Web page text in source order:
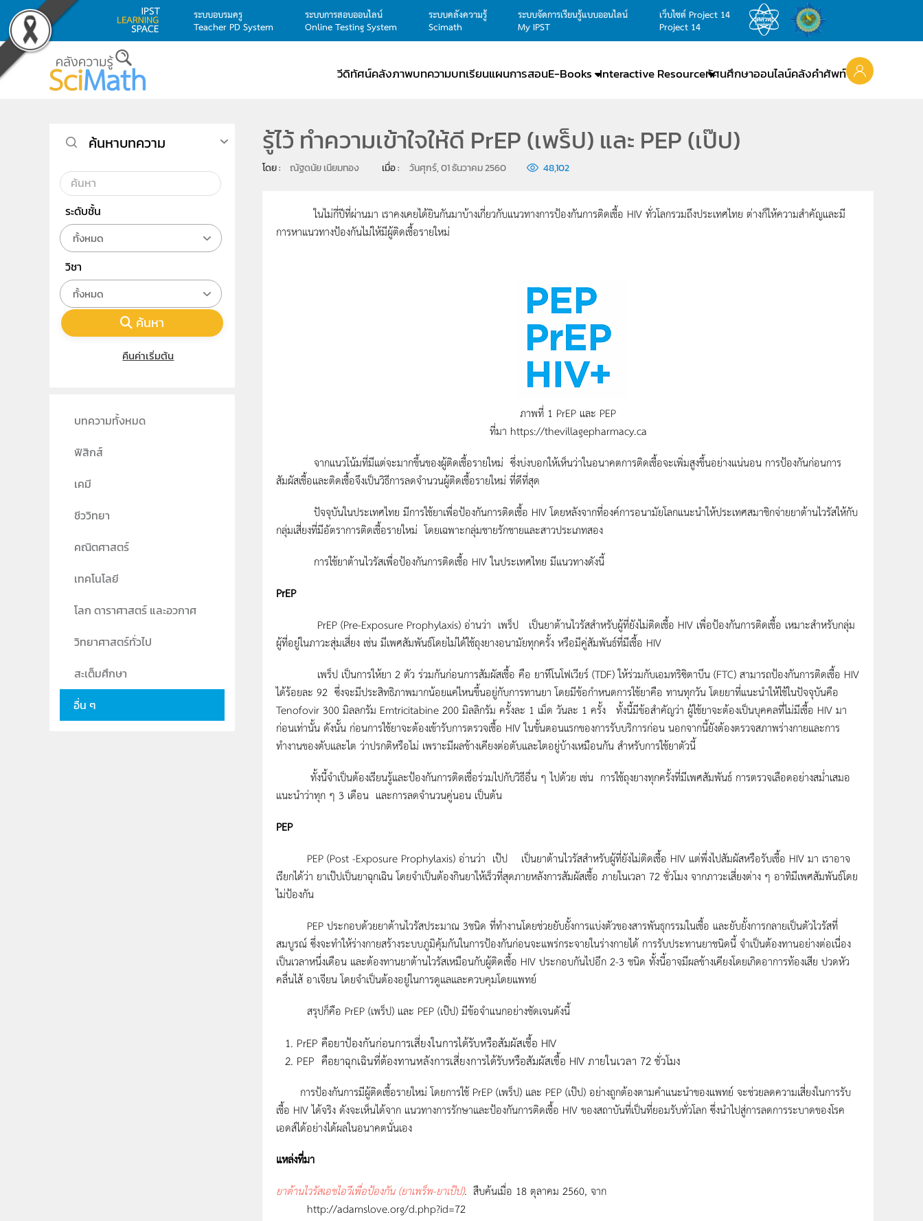
Skip to main content
ระบบอบรมครู
Teacher PD System
ระบบการสอบออนไลน์
Online Testing System
ระบบคลังความรู้
Scimath
ระบบจัดการเรียนรู้แบบออนไลน์
My IPST
เว็บไซต์ Project 14
Project 14
วีดิทัศน์คลังภาพบทความบทเรียนแผนการสอนE-Books Interactive Resourceทัศนศึกษาออนไลน์คลังคำศัพท์
รู้ไว้ ทำความเข้าใจให้ดี PrEP (เพร็ป) และ PEP (เป๊ป)
โดย : ณัฐดนัย เนียมทอง เมื่อ : วันศุกร์, 01 ธันวาคม 2560 48,102
ในไม่กี่ปีที่ผ่านมา เราคงเคยได้ยินกันมาบ้างเกี่ยวกับแนวทางการป้องกันการติดเชื้อ HIV ทั่วโลกรวมถึงประเทศไทย ต่างก็ให้ความสำคัญและมี
การหาแนวทางป้องกันไม่ให้มีผู้ติดเชื้อรายใหม่
ภาพที่ 1 PrEP และ PEP
ที่มา https://thevillagepharmacy.ca
จากแนวโน้มที่มีแต่จะมากขึ้นของผู้ติดเชื้อรายใหม่ ซึ่งบ่งบอกให้เห็นว่าในอนาคตการติดเชื้อจะเพิ่มสูงขึ้นอย่างแน่นอน การป้องกันก่อนการ
สัมผัสเชื้อและติดเชื้อจึงเป็นวิธีการลดจำนวนผู้ติดเชื้อรายใหม่ ที่ดีที่สุด
ปัจจุบันในประเทศไทย มีการใช้ยาเพื่อป้องกันการติดเชื้อ HIV โดยหลังจากที่องค์การอนามัยโลกแนะนำให้ประเทศสมาชิกจ่ายยาต้านไวรัสให้กับ
กลุ่มเสี่ยงที่มีอัตราการติดเชื้อรายใหม่ โดยเฉพาะกลุ่มชายรักชายและสาวประเภทสอง
การใช้ยาต้านไวรัสเพื่อป้องกันการติดเชื้อ HIV ในประเทศไทย มีแนวทางดังนี้
PrEP
PrEP (Pre-Exposure Prophylaxis) อ่านว่า เพร็ป เป็นยาต้านไวรัสสำหรับผู้ที่ยังไม่ติดเชื้อ HIV เพื่อป้องกันการติดเชื้อ เหมาะสำหรับกลุ่ม
ผู้ที่อยู่ในภาวะสุ่มเสี่ยง เช่น มีเพศสัมพันธ์โดยไม่ได้ใช้ถุงยางอนามัยทุกครั้ง หรือมีคู่สัมพันธ์ที่มีเชื้อ HIV
เพร็ป เป็นการให้ยา 2 ตัว ร่วมกันก่อนการสัมผัสเชื้อ คือ ยาทีโนโฟเวียร์ (TDF) ให้ร่วมกับเอมทริซิตาบีน (FTC) สามารถป้องกันการติดเชื้อ HIV
ได้ร้อยละ 92 ซึ่งจะมีประสิทธิภาพมากน้อยแค่ไหนขึ้นอยู่กับการทานยา โดยมีข้อกำหนดการใช้ยาคือ ทานทุกวัน โดยยาที่แนะนำให้ใช้ในปัจจุบันคือ
Tenofovir 300 มิลลกรัม Emtricitabine 200 มิลลิกรัม ครั้งละ 1 เม็ด วันละ 1 ครั้ง ทั้งนี้มีข้อสำคัญว่า ผู้ใช้ยาจะต้องเป็นบุคคลที่ไม่มีเชื้อ HIV มา
ก่อนเท่านั้น ดังนั้น ก่อนการใช้ยาจะต้องเข้ารับการตรวจเชื้อ HIV ในขั้นตอนแรกของการรับบริการก่อน นอกจากนี้ยังต้องตรวจสภาพร่างกายและการ
ทำงานของตับและไต ว่าปรกติหรือไม่ เพราะมีผลข้างเคียงต่อตับและไตอยู่บ้างเหมือนกัน สำหรับการใช้ยาตัวนี้
ทั้งนี้จำเป็นต้องเรียนรู้และป้องกันการติดเชื่อร่วมไปกับวิธีอื่น ๆ ไปด้วย เช่น การใช้ถุงยางทุกครั้งที่มีเพศสัมพันธ์ การตรวจเลือดอย่างสม่ำเสมอ
แนะนำว่าทุก ๆ 3 เดือน และการลดจำนวนคู่นอน เป็นต้น
PEP
PEP (Post -Exposure Prophylaxis) อ่านว่า เป๊ป เป็นยาต้านไวรัสสำหรับผู้ที่ยังไม่ติดเชื้อ HIV แต่พึ่งไปสัมผัสหรือรับเชื้อ HIV มา เราอาจ
เรียกได้ว่า ยาเป๊ปเป็นยาฉุกเฉิน โดยจำเป็นต้องกินยาให้เร็วที่สุดภายหลังการสัมผัสเชื้อ ภายในเวลา 72 ชั่วโมง จากภาวะเสี่ยงต่าง ๆ อาทิมีเพศสัมพันธ์โดย
ไม่ป้องกัน
PEP ประกอบด้วยยาต้านไวรัสประมาณ 3ชนิด ที่ทำงานโดยช่วยยับยั้งการแบ่งตัวของสารพันธุกรรมในเชื้อ และยับยั้งการกลายเป็นตัวไวรัสที่
สมบูรณ์ ซึ่งจะทำให้ร่างกายสร้างระบบภูมิคุ้มกันในการป้องกันก่อนจะแพร่กระจายในร่างกายได้ การรับประทานยาชนิดนี้ จำเป็นต้องทานอย่างต่อเนื่อง
เป็นเวลาหนึ่งเดือน และต้องทานยาต้านไวรัสเหมือนกับผู้ติดเชื้อ HIV ประกอบกันไปอีก 2-3 ชนิด ทั้งนี้อาจมีผลข้างเคียงโดยเกิดอาการท้องเสีย ปวดหัว
คลื่นไส้ อาเจียน โดยจำเป็นต้องอยู่ในการดูแลและควบคุมโดยแพทย์
สรุปก็คือ PrEP (เพร็ป) และ PEP (เป๊ป) มีข้อจำแนกอย่างชัดเจนดังนี้
PrEP คือยาป้องกันก่อนการเสี่ยงในการได้รับหรือสัมผัสเชื้อ HIV
PEP คือยาฉุกเฉินที่ต้องทานหลังการเสี่ยงการได้รับหรือสัมผัสเชื้อ HIV ภายในเวลา 72 ชั่วโมง
การป้องกันการมีผู้ติดเชื้อรายใหม่ โดยการใช้ PrEP (เพร็ป) และ PEP (เป๊ป) อย่างถูกต้องตามคำแนะนำของแพทย์ จะช่วยลดความเสี่ยงในการรับ
เชื้อ HIV ได้จริง ดังจะเห็นได้จาก แนวทางการรักษาและป้องกันการติดเชื้อ HIV ของสถาบันที่เป็นที่ยอมรับทั่วโลก ซึ่งนำไปสู่การลดการระบาดของโรค
เอดส์ได้อย่างได้ผลในอนาคตนั่นเอง
แหล่งที่มา
ยาต้านไวรัสเอชไอวีเพื่อป้องกัน (ยาเพร็พ-ยาเป๊ป). สืบค้นเมื่อ 18 ตุลาคม 2560, จาก
http://adamslove.org/d.php?id=72
ค้นหาบทความ
ระดับชั้น
ทั้งหมด
วิชา
ทั้งหมด
ค้นหา
คืนค่าเริ่มต้น
บทความทั้งหมด
ฟิสิกส์
เคมี
ชีววิทยา
คณิตศาสตร์
เทคโนโลยี
โลก ดาราศาสตร์ และอวกาศ
วิทยาศาสตร์ทั่วไป
สะเต็มศึกษา
อื่น ๆ